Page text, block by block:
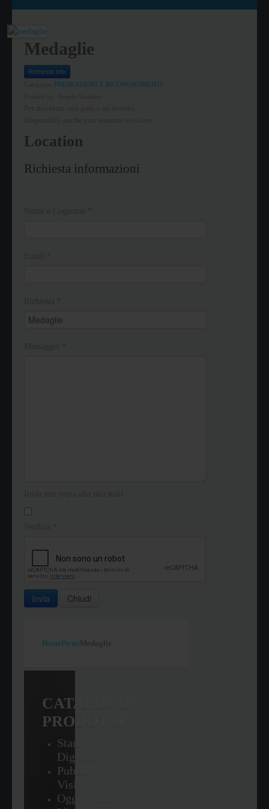
Medaglie
Richiesta info
PREMIAZIONI E RICONOSCIMENTI
Location
Richiesta informazioni
Invia Chiudi
HomePremi
CATALOGO
PRODOTTI
Stampa
Digitale
Pubblicità
Visiva
Oggettistica